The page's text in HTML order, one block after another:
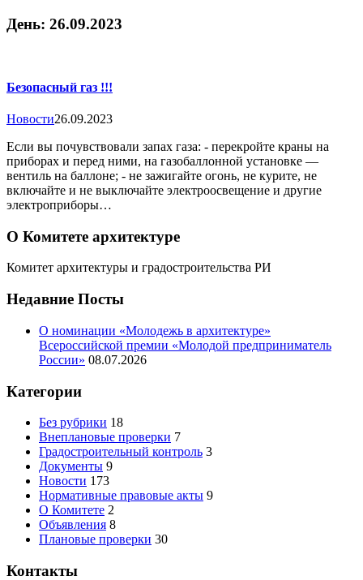
День: 26.09.2023
Безопасный газ !!!
Новости26.09.2023
Если вы почувствовали запах газа: - перекройте краны на
приборах и перед ними, на газобаллонной установке —
вентиль на баллоне; - не зажигайте огонь, не курите, не
включайте и не выключайте электроосвещение и другие
электроприборы…
О Комитете архитектуре
Комитет архитектуры и градостроительства РИ
Недавние Посты
О номинации «Молодежь в архитектуре»
Всероссийской премии «Молодой предприниматель
России» 08.07.2026
Категории
Без рубрики 18
Внеплановые проверки 7
Градостроительный контроль 3
Документы 9
Новости 173
Нормативные правовые акты 9
О Комитете 2
Объявления 8
Плановые проверки 30
Контакты